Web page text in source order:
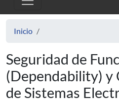
Inicio
Seguridad de
(Dependability) y
de Sistemas